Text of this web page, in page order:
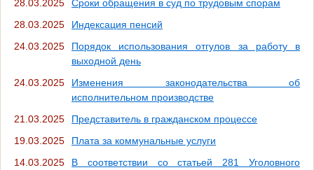
28.03.2025
Сроки обращения в суд по трудовым спорам
28.03.2025
Индексация пенсий
24.03.2025
Порядок использования отгулов за работу в
выходной день
24.03.2025
Изменения законодательства об
исполнительном производстве
21.03.2025
Представитель в гражданском процессе
19.03.2025
Плата за коммунальные услуги
14.03.2025
В соответствии со статьей 281 Уголовного